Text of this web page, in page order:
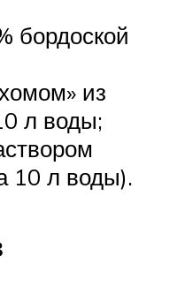
бордоской
из
л воды;
10 л воды).